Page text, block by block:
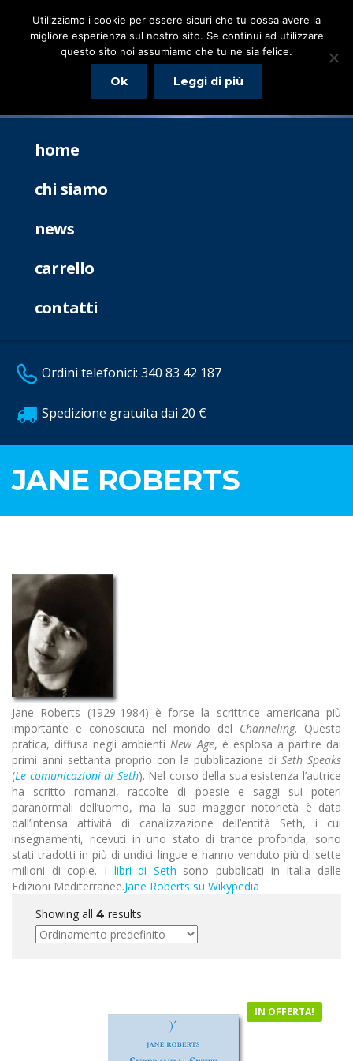
home
chi siamo
news
carrello
contatti
Ordini telefonici: 340 83 42 187
Spedizione gratuita dai 20 €
JANE ROBERTS
Jane Roberts (1929-1984) è forse la scrittrice americana più
importante e conosciuta nel mondo del Channeling. Questa
pratica, diffusa negli ambientiNew Age, è esplosa a partire dai
primi anni settanta proprio con la pubblicazione di Seth Speaks
(Le comunicazioni di Seth). Nel corso della sua esistenza l’autrice
ha scritto romanzi, raccolte di poesie e saggi sui poteri
paranormali dell’uomo, ma la sua maggior notorietà è data
dall’intensa attività di canalizzazione dell’entità Seth, i cui
insegnamenti, ricevuti in uno stato di trance profonda, sono
stati tradotti in più di undici lingue e hanno venduto più di sette
milioni di copie. I libri di Seth sono pubblicati in Italia dalle
Edizioni Mediterranee.Jane Roberts su Wikypedia
Showing all 4 results
IN OFFERTA!
Utilizziamo i cookie per essere sicuri che tu possa avere la
migliore esperienza sul nostro sito. Se continui ad utilizzare
questo sito noi assumiamo che tu ne sia felice.
Ok Leggi di più